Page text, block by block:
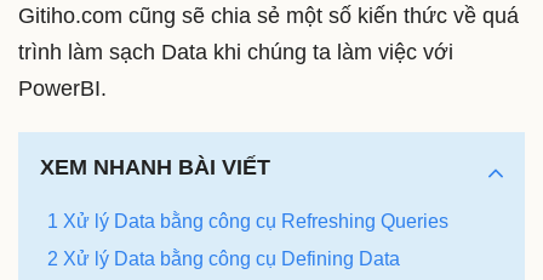
Gitiho.com cũng sẽ chia sẻ một số kiến thức về quá
trình làm sạch Data khi chúng ta làm việc với
PowerBI.
XEM NHANH BÀI VIẾT
1 Xử lý Data bằng công cụ Refreshing Queries
2 Xử lý Data bằng công cụ Defining Data